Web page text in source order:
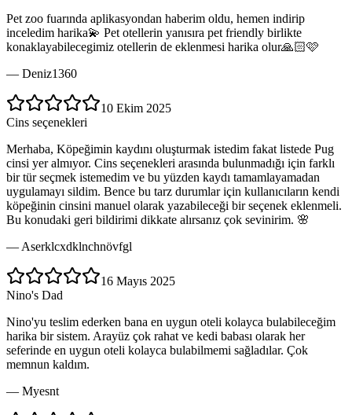
Pet zoo fuarında aplikasyondan haberim oldu, hemen indirip
inceledim harika💫 Pet otellerin yanısıra pet friendly birlikte
konaklayabilecegimiz otellerin de eklenmesi harika olur🙏🏻🩷
— Deniz1360
10 Ekim 2025
Cins seçenekleri
Merhaba, Köpeğimin kaydını oluşturmak istedim fakat listede Pug
cinsi yer almıyor. Cins seçenekleri arasında bulunmadığı için farklı
bir tür seçmek istemedim ve bu yüzden kaydı tamamlayamadan
uygulamayı sildim. Bence bu tarz durumlar için kullanıcıların kendi
köpeğinin cinsini manuel olarak yazabileceği bir seçenek eklenmeli.
Bu konudaki geri bildirimi dikkate alırsanız çok sevinirim. 🌸
— Aserklcxdklnchnövfgl
16 Mayıs 2025
Nino's Dad
Nino'yu teslim ederken bana en uygun oteli kolayca bulabileceğim
harika bir sistem. Arayüz çok rahat ve kedi babası olarak her
seferinde en uygun oteli kolayca bulabilmemi sağladılar. Çok
memnun kaldım.
— Myesnt